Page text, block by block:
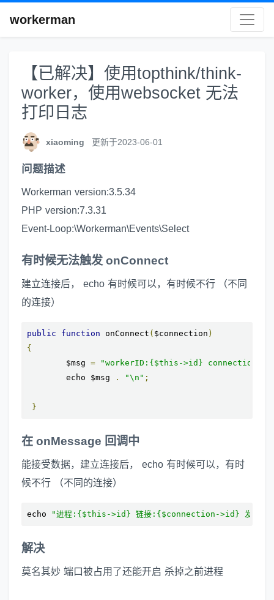
workerman
【已解决】使用topthink/think-
worker，使用websocket 无法
打印日志
xiaoming 更新于2023-06-01
问题描述
Workerman version:3.5.34
PHP version:7.3.31
Event-Loop:\Workerman\Events\Select
有时候无法触发 onConnect
建立连接后， echo 有时候可以，有时候不行 （不同
的连接）
public function onConnect ( $connection )
{
        $msg
=
"workerID:{$this->id}
        echo $msg
. "\n" ;
}
在 onMessage 回调中
能接受数据，建立连接后， echo 有时候可以，有时
候不行 （不同的连接）
echo "进程:{$this->id} 链接:{$connection->id} 发来数
解决
莫名其妙 端口被占用了还能开启 杀掉之前进程